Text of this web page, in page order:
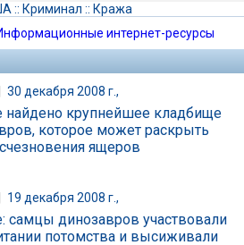
:: Криминал :: Кража
интернет-ресурсы
30 декабря 2008 г.,
найдено крупнейшее кладбище
которое может раскрыть
ящеров
19 декабря 2008 г.,
самцы динозавров участвовали
потомства и высиживали